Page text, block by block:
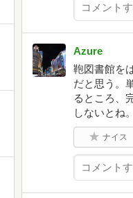
Azure
鞄図書館を
だと思う。
るところ、
しないとね。
ナイス